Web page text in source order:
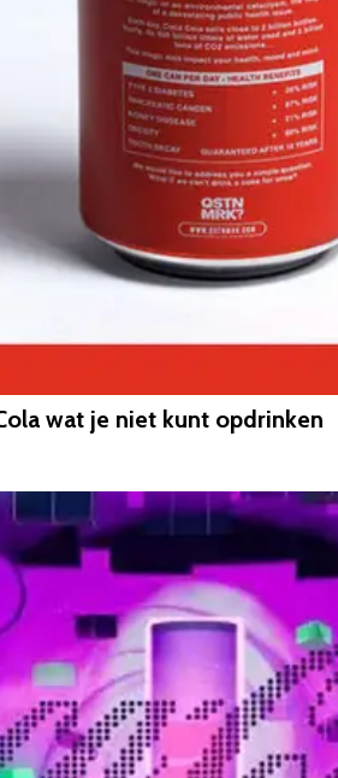
wat je niet kunt opdrinken